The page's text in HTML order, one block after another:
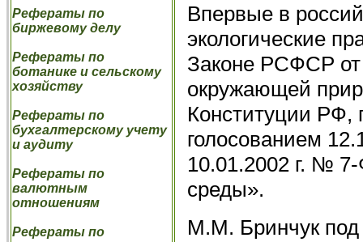
Рефераты по
биржевому делу
Рефераты по
ботанике и сельскому
хозяйству
Рефераты по
бухгалтерскому учету
и аудиту
Рефераты по
валютным
отношениям
Рефераты по
Впервые в
экологические
Законе РСФСР от
окружающей
Конституции РФ,
голосованием
10.01.2002 г. №
среды».
М.М. Бринчук под